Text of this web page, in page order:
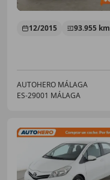
12/2015 93.955 km
AUTOHERO MÁLAGA
ES-29001 MÁLAGA